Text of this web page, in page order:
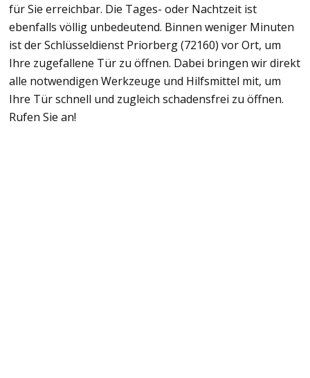
für Sie erreichbar. Die Tages- oder Nachtzeit ist
ebenfalls völlig unbedeutend. Binnen weniger Minuten
ist der Schlüsseldienst Priorberg (72160) vor Ort, um
Ihre zugefallene Tür zu öffnen. Dabei bringen wir direkt
alle notwendigen Werkzeuge und Hilfsmittel mit, um
Ihre Tür schnell und zugleich schadensfrei zu öffnen.
Rufen Sie an!